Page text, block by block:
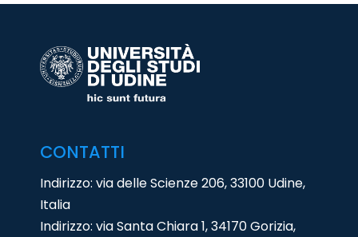
CONTATTI
Indirizzo: via delle Scienze 206, 33100 Udine,
Italia
Indirizzo: via Santa Chiara 1, 34170 Gorizia,